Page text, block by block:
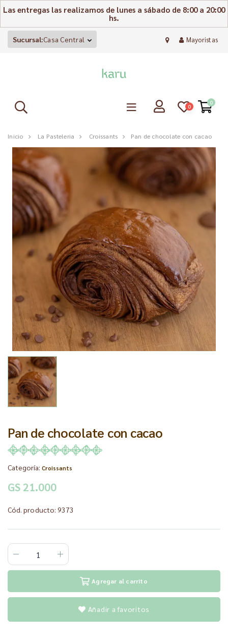
Las entregas las realizamos de lunes a sábado de 8:00 a 20:00
hs.
Sucursal:Casa Central Mayoristas
0
0
Inicio La Pasteleria Croissants Pan de chocolate con cacao
Pan de chocolate con cacao
Categoría: Croissants
GS 21.000
Cód. producto: 9373
Agregar al carrito
Añadir a favoritos